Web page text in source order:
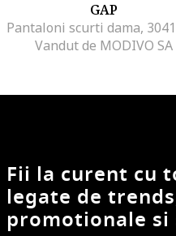
GAP
Vandut de MODIVO SA
Fii la curent cu
legate de
promotionale